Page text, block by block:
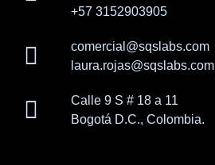
+57 3152903905
comercial@sqslabs.com
laura.rojas@sqslabs.com
Calle 9 S # 18 a 11
Bogotá D.C., Colombia.